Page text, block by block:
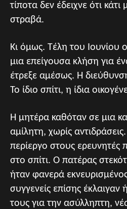
τίποτα δεν έδειχνε ότι
στραβά.
Κι όμως. Τέλη του Ιουνίου
μια επείγουσα κλήση για
έτρεξε αμέσως. Η
Το ίδιο σπίτι, η ίδια
Η μητέρα καθόταν σε μια
αμίλητη, χωρίς
περίεργο στους ερευνητές
στο σπίτι. Ο πατέρας
ήταν φανερά
συγγενείς επίσης έκλαιγαν
τους για την ασύλληπτη,